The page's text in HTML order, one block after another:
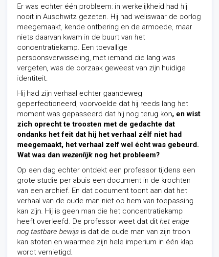
Er was echter één probleem: in werkelijkheid had hij
nooit in Auschwitz gezeten. Hij had weliswaar de oorlog
meegemaakt, kende ontbering en de armoede, maar
niets daarvan kwam in de buurt van het
concentratiekamp. Een toevallige
persoonsverwisseling, met iemand die lang was
vergeten, was de oorzaak geweest van zijn huidige
identiteit.
Hij had zijn verhaal echter gaandeweg
geperfectioneerd, voorvoelde dat hij reeds lang het
moment was gepasseerd dat hij nog terug kon, en wist
zich oprecht te troosten met de gedachte dat
ondanks het feit dat hij het verhaal zélf niet had
meegemaakt, het verhaal zelf wel écht was gebeurd.
Wat was dan wezenlijk nog het probleem?
Op een dag echter ontdekt een professor tijdens een
grote studie per abuis een document in de krochten
van een archief. En dat document toont aan dat het
verhaal van de oude man niet op hem van toepassing
kan zijn. Hij is geen man die het concentratiekamp
heeft overleefd. De professor weet dat dit het enige
nog tastbare bewijs is dat de oude man van zijn troon
kan stoten en waarmee zijn hele imperium in één klap
wordt vernietigd.